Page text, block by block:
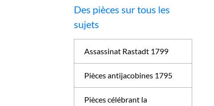
Des pièces sur tous les
sujets
Assassinat Rastadt 1799
Pièces antijacobines 1795
Pièces célébrant la